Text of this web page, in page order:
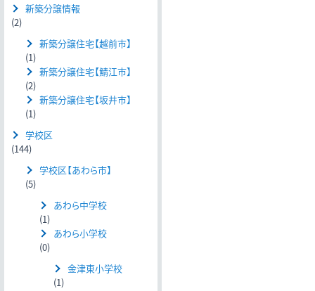
新築分譲情報
(2)
新築分譲住宅【越前市】
(1)
新築分譲住宅【鯖江市】
(2)
新築分譲住宅【坂井市】
(1)
学校区
(144)
学校区【あわら市】
(5)
あわら中学校
(1)
あわら小学校
(0)
金津東小学校
(1)